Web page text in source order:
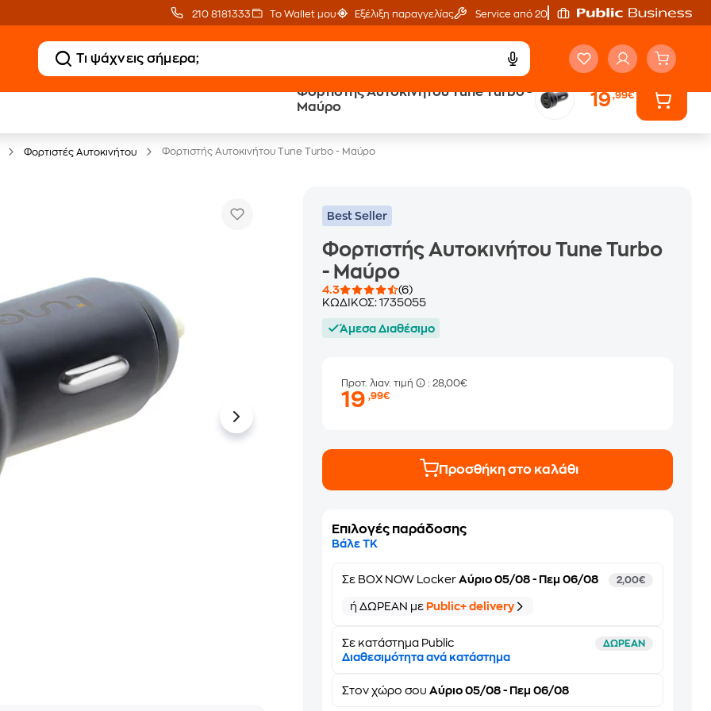
210 8181333 Το Wallet μου Εξέλιξη παραγγελίας Service από 20'
Φορτιστής Αυτοκινήτου Tune Turbo -
Μαύρο
19,99€
Δωρεάν BoxNow
Φορτιστές Αυτοκινήτου Φορτιστής Αυτοκινήτου Tune Turbo - Μαύρο
Best Seller
Φορτιστής Αυτοκινήτου Tune Turbo
- Μαύρο
4.3
(6)
ΚΩΔΙΚΟΣ:1735055
Άμεσα Διαθέσιμο
Προτ. λιαν. τιμή : 28,00€
19,99€
Προσθήκη στο καλάθι
Επιλογές παράδοσης
Βάλε ΤΚ
Σε BOX NOW Locker Αύριο 05/08 - Πεμ 06/08 2,00€
ή ΔΩΡΕΑΝ με Public+ delivery
Σε κατάστημα Public ΔΩΡΕΑΝ
Διαθεσιμότητα ανά κατάστημα
Στονχώρο σου Αύριο 05/08 - Πεμ 06/08